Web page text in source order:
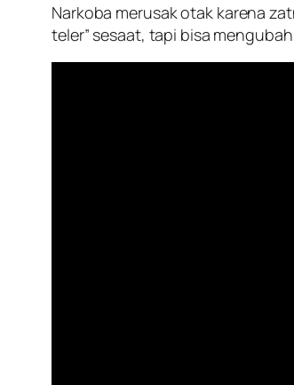
Narkoba merusak otak karena
teler” sesaat, tapi bisa